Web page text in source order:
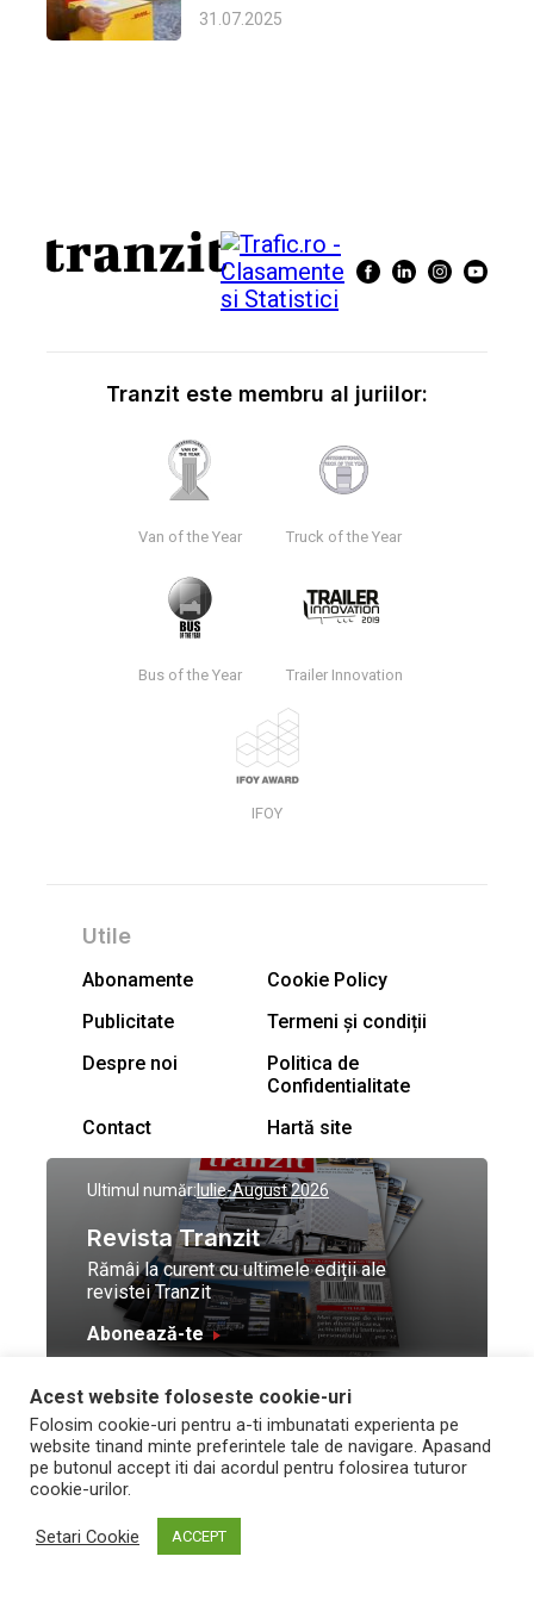
31.07.2025
Tranzit este membru al juriilor:
Van of the Year Truck of the Year
Bus of the Year Trailer Innovation
IFOY
Utile
Abonamente
Cookie Policy
Publicitate
Termeni și condiții
Despre noi
Politica de
Confidentialitate
Contact
Hartă site
Ultimul număr:Iulie-August 2026
Revista Tranzit
Rămâi la curent cu ultimele ediții ale
revistei Tranzit
Abonează-te
© Toate drepturile
rezervate Trafic Media
2026
Design by
and development by Neo
Vision Technologies
Acest website foloseste cookie-uri
Folosim cookie-uri pentru a-ti imbunatati experienta pe
website tinand minte preferintele tale de navigare. Apasand
pe butonul accept iti dai acordul pentru folosirea tuturor
cookie-urilor.
Setari Cookie ACCEPT